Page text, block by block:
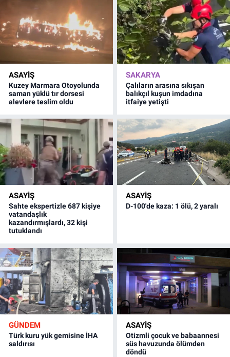
ASAYİŞ
Kuzey Marmara Otoyolunda
saman yüklü tır dorsesi
alevlere teslim oldu
SAKARYA
Çalıların arasına sıkışan
balıkçıl kuşun imdadına
itfaiye yetişti
ASAYİŞ
Sahte ekspertizle 687 kişiye
vatandaşlık
kazandırmışlardı, 32 kişi
tutuklandı
ASAYİŞ
D-100'de kaza: 1 ölü, 2 yaralı
GÜNDEM
Türk kuru yük gemisine İHA
saldırısı
ASAYİŞ
Otizmli çocuk ve babaannesi
süs havuzunda ölümden
döndü